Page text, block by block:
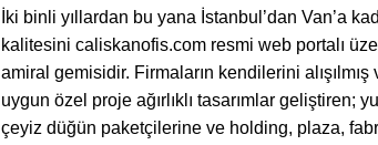
İki binli yıllardan bu yana İstanbul’dan Van’a
kalitesini caliskanofis.com resmi web portalı
amiral gemisidir. Firmaların kendilerini
uygun özel proje ağırlıklı tasarımlar
çeyiz düğün paketçilerine ve holding, plaza,